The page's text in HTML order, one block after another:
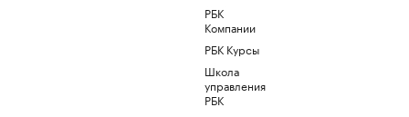
РБК
Компании
РБК Курсы
Школа
управления
РБК